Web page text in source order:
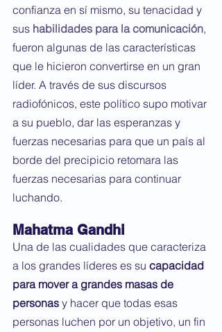
confianza en sí mismo, su tenacidad y
sus habilidades para la comunicación,
fueron algunas de las características
que le hicieron convertirse en un gran
líder. A través de sus discursos
radiofónicos, este político supo motivar
a su pueblo, dar las esperanzas y
fuerzas necesarias para que un país al
borde del precipicio retomara las
fuerzas necesarias para continuar
luchando.
Mahatma Gandhi
Una de las cualidades que caracteriza
a los grandes líderes es su capacidad
para mover a grandes masas de
personas y hacer que todas esas
personas luchen por un objetivo, un fin